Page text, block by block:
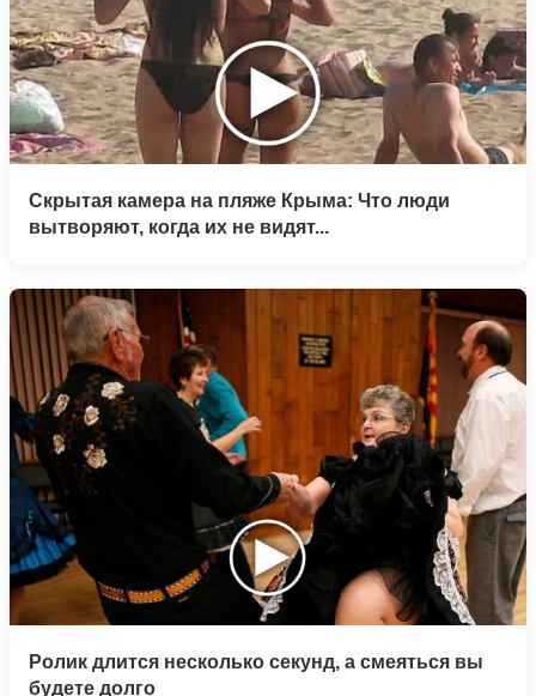
Скрытая камера на пляже Крыма: Что люди
вытворяют, когда их не видят...
Ролик длится несколько секунд, а смеяться вы
будете долго